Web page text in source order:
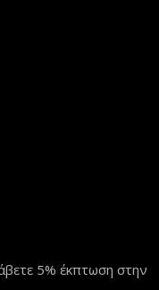
5% έκπτωση στην